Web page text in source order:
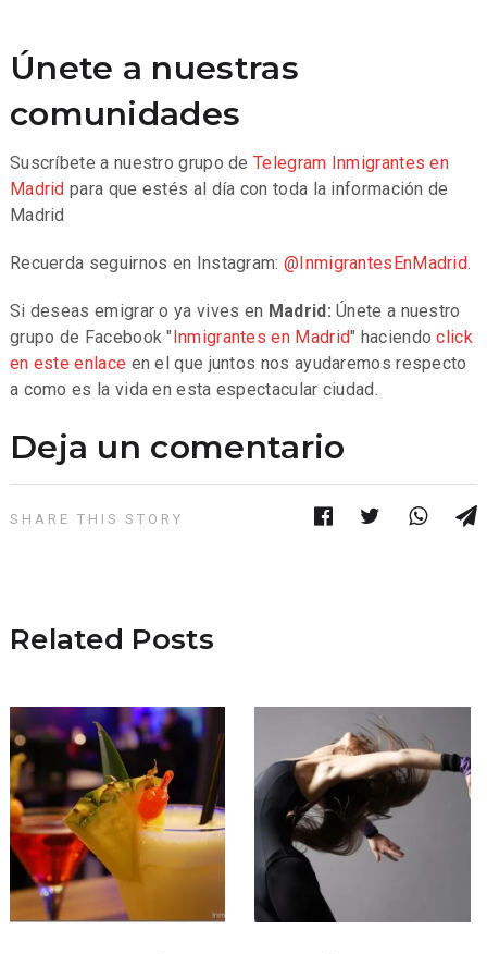
Únete a nuestras
comunidades
Suscríbete a nuestro grupo deTelegram Inmigrantes en
Madrid para que estés al día con toda la información de
Madrid
Recuerda seguirnos en Instagram: @InmigrantesEnMadrid.
Si deseas emigrar o ya vives en Madrid:Únete a nuestro
grupo de Facebook "Inmigrantes en Madrid" haciendoclick
en este enlace en el que juntos nos ayudaremos respecto
a como es la vida en esta espectacular ciudad.
Deja un comentario
SHARE THIS STORY
Related Posts